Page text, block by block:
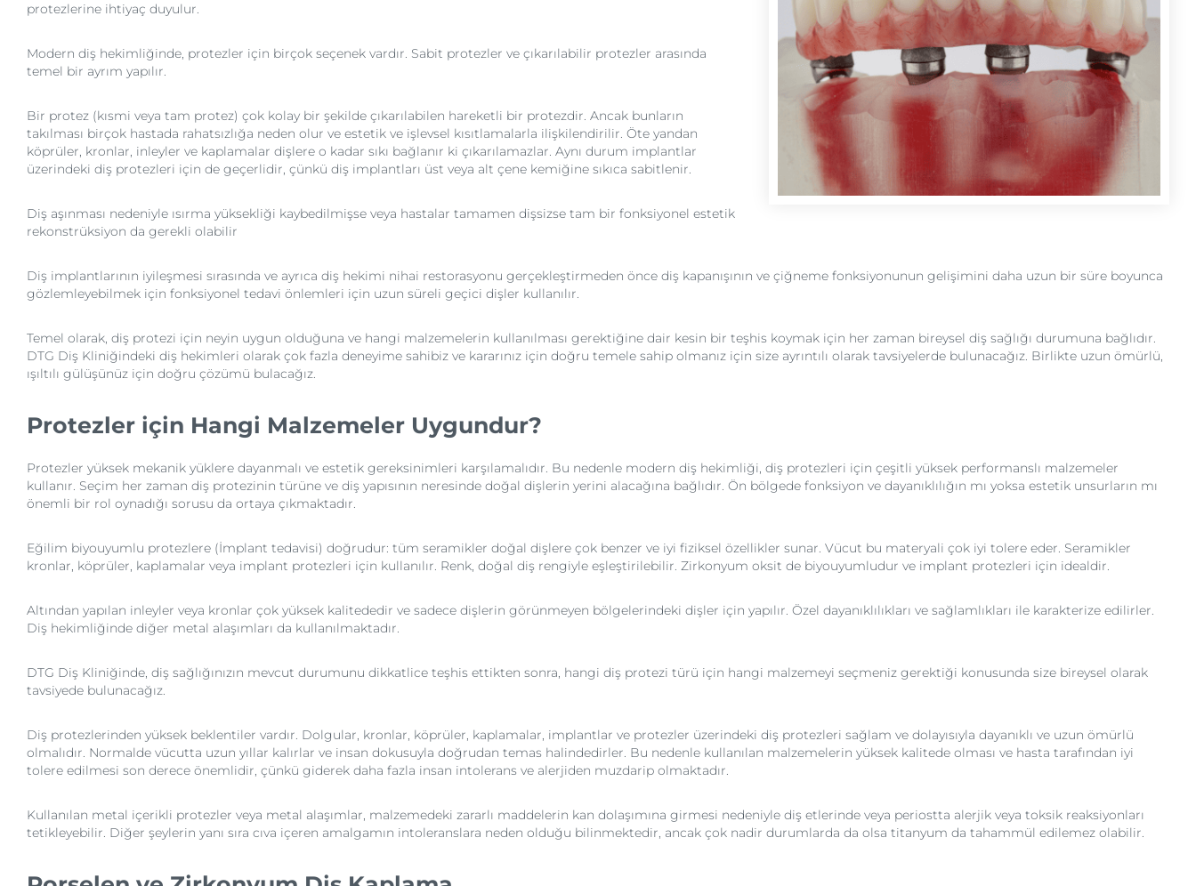
protezlerine ihtiyaç duyulur.
Modern diş hekimliğinde, protezler için birçok seçenek vardır. Sabit protezler ve çıkarılabilir protezler arasında
temel bir ayrım yapılır.
Bir protez (kısmi veya tam protez) çok kolay bir şekilde çıkarılabilen hareketli bir protezdir. Ancak bunların
takılması birçok hastada rahatsızlığa neden olur ve estetik ve işlevsel kısıtlamalarla ilişkilendirilir. Öte yandan
köprüler, kronlar, inleyler ve kaplamalar dişlere o kadar sıkı bağlanır ki çıkarılamazlar. Aynı durum implantlar
üzerindeki diş protezleri için de geçerlidir, çünkü diş implantları üst veya alt çene kemiğine sıkıca sabitlenir.
Diş aşınması nedeniyle ısırma yüksekliği kaybedilmişse veya hastalar tamamen dişsizse tam bir fonksiyonel estetik
rekonstrüksiyon da gerekli olabilir
Diş implantlarının iyileşmesi sırasında ve ayrıca diş hekimi nihai restorasyonu gerçekleştirmeden önce diş kapanışının ve çiğneme fonksiyonunun gelişimini daha uzun bir süre boyunca
gözlemleyebilmek için fonksiyonel tedavi önlemleri için uzun süreli geçici dişler kullanılır.
Temel olarak, diş protezi için neyin uygun olduğuna ve hangi malzemelerin kullanılması gerektiğine dair kesin bir teşhis koymak için her zaman bireysel diş sağlığı durumuna bağlıdır.
DTG Diş Kliniğindeki diş hekimleri olarak çok fazla deneyime sahibiz ve kararınız için doğru temele sahip olmanız için size ayrıntılı olarak tavsiyelerde bulunacağız. Birlikte uzun ömürlü,
ışıltılı gülüşünüz için doğru çözümü bulacağız.
Protezler için Hangi Malzemeler Uygundur?
Protezler yüksek mekanik yüklere dayanmalı ve estetik gereksinimleri karşılamalıdır. Bu nedenle modern diş hekimliği, diş protezleri için çeşitli yüksek performanslı malzemeler
kullanır. Seçim her zaman diş protezinin türüne ve diş yapısının neresinde doğal dişlerin yerini alacağına bağlıdır. Ön bölgede fonksiyon ve dayanıklılığın mı yoksa estetik unsurların mı
önemli bir rol oynadığı sorusu da ortaya çıkmaktadır.
Eğilim biyouyumlu protezlere (İmplant tedavisi) doğrudur: tüm seramikler doğal dişlere çok benzer ve iyi fiziksel özellikler sunar. Vücut bu materyali çok iyi tolere eder. Seramikler
kronlar, köprüler, kaplamalar veya implant protezleri için kullanılır. Renk, doğal diş rengiyle eşleştirilebilir. Zirkonyum oksit de biyouyumludur ve implant protezleri için idealdir.
Altından yapılan inleyler veya kronlar çok yüksek kalitededir ve sadece dişlerin görünmeyen bölgelerindeki dişler için yapılır. Özel dayanıklılıkları ve sağlamlıkları ile karakterize edilirler.
Diş hekimliğinde diğer metal alaşımları da kullanılmaktadır.
DTG Diş Kliniğinde, diş sağlığınızın mevcut durumunu dikkatlice teşhis ettikten sonra, hangi diş protezi türü için hangi malzemeyi seçmeniz gerektiği konusunda size bireysel olarak
tavsiyede bulunacağız.
Diş protezlerinden yüksek beklentiler vardır. Dolgular, kronlar, köprüler, kaplamalar, implantlar ve protezler üzerindeki diş protezleri sağlam ve dolayısıyla dayanıklı ve uzun ömürlü
olmalıdır. Normalde vücutta uzun yıllar kalırlar ve insan dokusuyla doğrudan temas halindedirler. Bu nedenle kullanılan malzemelerin yüksek kalitede olması ve hasta tarafından iyi
tolere edilmesi son derece önemlidir, çünkü giderek daha fazla insan intolerans ve alerjiden muzdarip olmaktadır.
Kullanılan metal içerikli protezler veya metal alaşımlar, malzemedeki zararlı maddelerin kan dolaşımına girmesi nedeniyle diş etlerinde veya periostta alerjik veya toksik reaksiyonları
tetikleyebilir. Diğer şeylerin yanı sıra cıva içeren amalgamın intoleranslara neden olduğu bilinmektedir, ancak çok nadir durumlarda da olsa titanyum da tahammül edilemez olabilir.